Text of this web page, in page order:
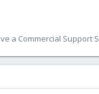
a Commercial Support